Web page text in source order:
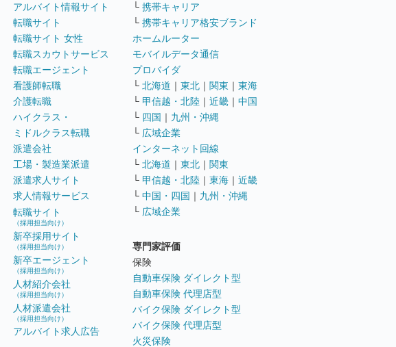
アルバイト情報サイト
転職サイト
転職サイト 女性
転職スカウトサービス
転職エージェント
看護師転職
介護転職
ハイクラス・
ミドルクラス転職
派遣会社
工場・製造業派遣
派遣求人サイト
求人情報サービス
転職サイト
（採用担当向け）
新卒採用サイト
（採用担当向け）
新卒エージェント
（採用担当向け）
人材紹介会社
（採用担当向け）
人材派遣会社
（採用担当向け）
アルバイト求人広告
└ 携帯キャリア
└ 携帯キャリア格安ブランド
ホームルーター
モバイルデータ通信
プロバイダ
└ 北海道 ｜ 東北 ｜ 関東 ｜ 東海
└ 甲信越・北陸 ｜ 近畿 ｜ 中国
└ 四国 ｜ 九州・沖縄
└ 広域企業
インターネット回線
└ 北海道 ｜ 東北 ｜ 関東
└ 甲信越・北陸 ｜ 東海 ｜ 近畿
└ 中国・四国 ｜ 九州・沖縄
└ 広域企業
専門家評価
保険
自動車保険 ダイレクト型
自動車保険 代理店型
バイク保険 ダイレクト型
バイク保険 代理店型
火災保険